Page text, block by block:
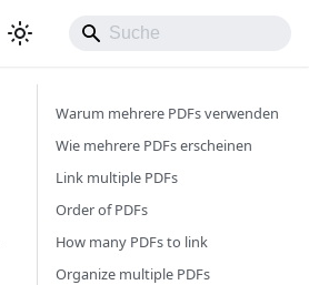
Warum mehrere PDFs verwenden
Wie mehrere PDFs erscheinen
Link multiple PDFs
Order of PDFs
How many PDFs to link
Organize multiple PDFs